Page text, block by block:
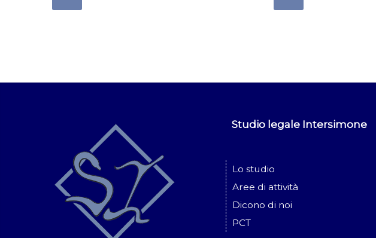
Studio legale Intersimone
Lo studio
Aree di attività
Dicono di noi
PCT